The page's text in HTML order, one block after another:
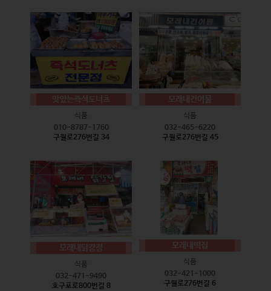
맛있는즉석도너츠
식품
010-8787-1760
구월로276번길 34
모래내건어물
식품
032-465-6220
구월로276번길 45
모래내닭강정
식품
032-471-9490
호구포로800번길 8
모래내떡집
식품
032-421-1000
구월로276번길 6